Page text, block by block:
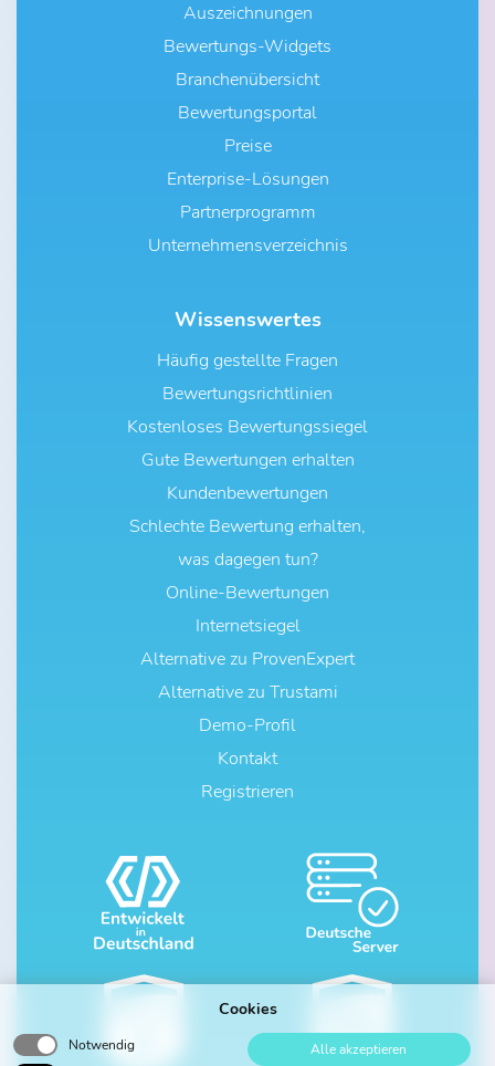
Cookies
Notwendig Alle akzeptieren
Auszeichnungen
Bewertungs-Widgets
Branchenübersicht
Bewertungsportal
Preise
Enterprise-Lösungen
Partnerprogramm
Unternehmensverzeichnis
Wissenswertes
Häufig gestellte Fragen
Bewertungsrichtlinien
Kostenloses Bewertungssiegel
Gute Bewertungen erhalten
Kundenbewertungen
Schlechte Bewertung erhalten,
was dagegen tun?
Online-Bewertungen
Internetsiegel
Alternative zu ProvenExpert
Alternative zu Trustami
Demo-Profil
Kontakt
Registrieren